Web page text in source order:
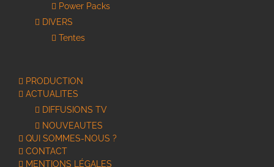
Power Packs
DIVERS
Tentes
PRODUCTION
ACTUALITES
DIFFUSIONS TV
NOUVEAUTES
QUI SOMMES-NOUS ?
CONTACT
MENTIONS LÉGALES